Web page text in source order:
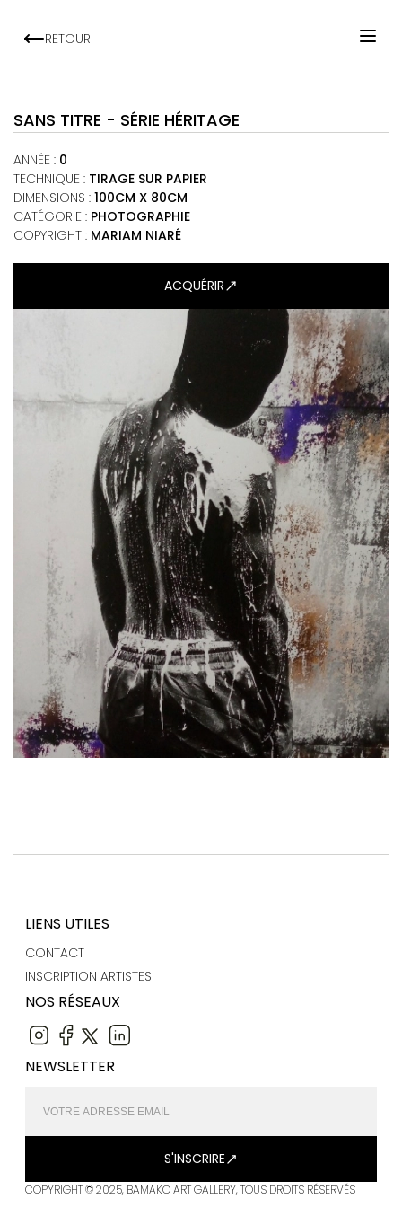
RETOUR
ARTISTES
VIEWING ROOM
MALI ART CLUB
ART'ACTU
À PROPOS
CONTACT
SANS TITRE - SÉRIE HÉRITAGE
ANNÉE : 0
TECHNIQUE : TIRAGE SUR PAPIER
DIMENSIONS : 100CM X 80CM
CATÉGORIE : PHOTOGRAPHIE
COPYRIGHT : MARIAM NIARÉ
ACQUÉRIR
LIENS UTILES
CONTACT
INSCRIPTION ARTISTES
NOS RÉSEAUX
NEWSLETTER
S'INSCRIRE
COPYRIGHT © 2025, BAMAKO ART GALLERY, TOUS DROITS RÉSERVÉS